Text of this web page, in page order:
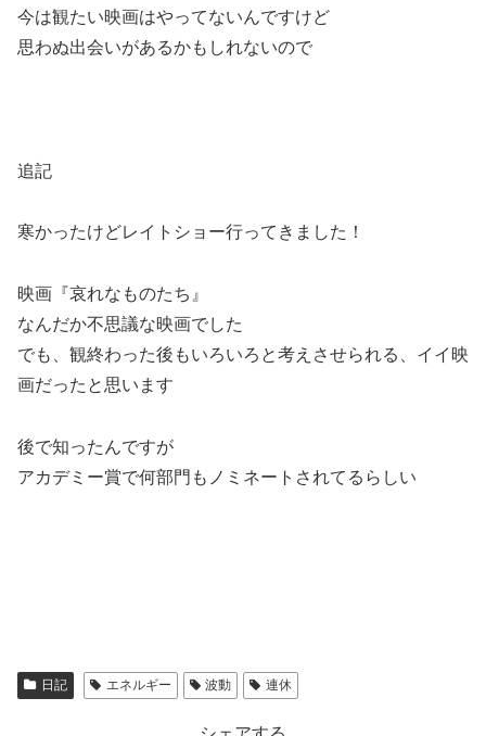
今は観たい映画はやってないんですけど
思わぬ出会いがあるかもしれないので
追記
寒かったけどレイトショー行ってきました！
映画『哀れなものたち』
なんだか不思議な映画でした
でも、観終わった後もいろいろと考えさせられる、イイ映
画だったと思います
後で知ったんですが
アカデミー賞で何部門もノミネートされてるらしい
日記 エネルギー 波動 連休